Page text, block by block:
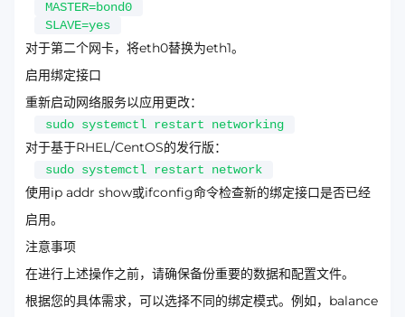
MASTER=bond0
SLAVE=yes
对于第二个网卡，将eth0替换为eth1。
启用绑定接口
重新启动网络服务以应用更改：
sudo systemctl restart networking
对于基于RHEL/CentOS的发行版：
sudo systemctl restart network
使用ip addr show或ifconfig命令检查新的绑定接口是否已经
启用。
注意事项
在进行上述操作之前，请确保备份重要的数据和配置文件。
根据您的具体需求，可以选择不同的绑定模式。例如，balance